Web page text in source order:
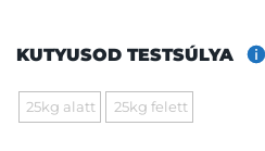
KUTYUSOD TESTSÚLYA
25kg alatt 25kg felett